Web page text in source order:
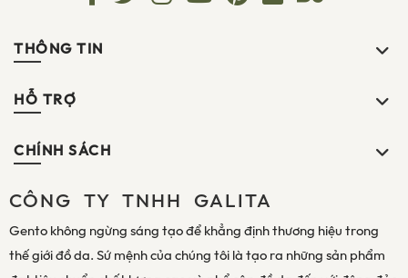
THÔNG TIN
HỖ TRỢ
CHÍNH SÁCH
CÔNG TY TNHH GALITA
Gento không ngừng sáng tạo để khẳng định thương hiệu trong
thế giới đồ da. Sứ mệnh của chúng tôi là tạo ra những sản phẩm